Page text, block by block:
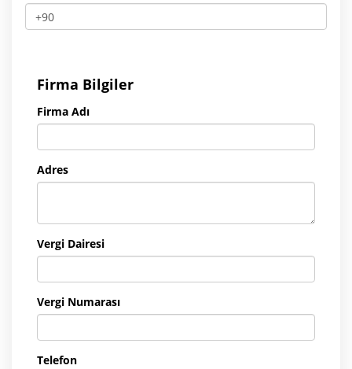
Firma Bilgiler
Firma Adı
Adres
Vergi Dairesi
Vergi Numarası
Telefon